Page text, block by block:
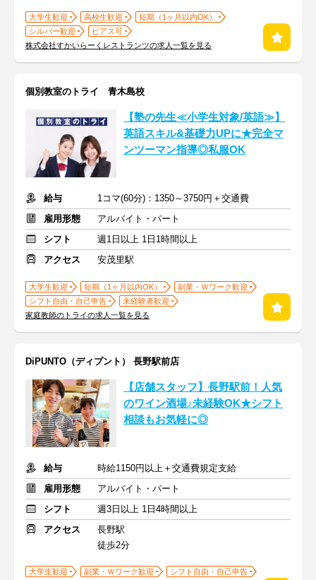
大学生歓迎 高校生歓迎
短期（1ヶ月以内OK）
シルバー歓迎
ピアス可
株式会社すかいらーくレストランツの求人一覧を見る
個別教室のトライ 青木島校
【塾の先生≪小学生対象/英語≫】
英語スキル&基礎力UPに★完全マ
ンツーマン指導◎私服OK
給与
1コマ(60分)：1350～3750円＋交通費
雇用形態
アルバイト・パート
シフト
週1日以上 1日1時間以上
アクセス
安茂里駅
大学生歓迎 短期（1ヶ月以内OK）
副業・Ｗワーク歓迎
シフト自由・自己申告
未経験者歓迎
家庭教師のトライの求人一覧を見る
DiPUNTO（ディプント） 長野駅前店
【店舗スタッフ】長野駅前！人気
のワイン酒場♪未経験OK★シフト
相談もお気軽に◎
給与
時給1150円以上＋交通費規定支給
雇用形態
アルバイト・パート
シフト
週3日以上 1日4時間以上
アクセス
長野駅
徒歩2分
大学生歓迎 副業・Ｗワーク歓迎 シフト自由・自己申告